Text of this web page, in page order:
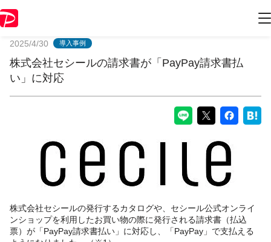
2025/4/30 導入事例
株式会社セシールの請求書が「PayPay請求書払
い」に対応
株式会社セシールの発行するカタログや、セシール公式オンライ
ンショップを利用したお買い物の際に発行される請求書（払込
票）が「PayPay請求書払い」に対応し、「PayPay」で支払える